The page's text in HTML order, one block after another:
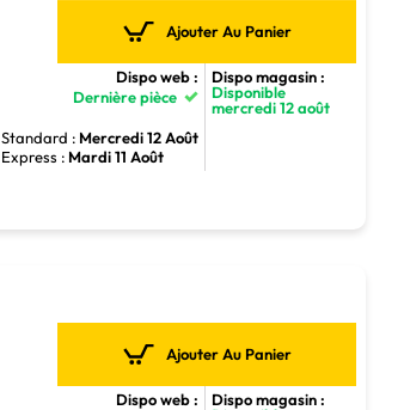
Ajouter Au Panier
Dispo web :
Dernière pièce
Standard : Mercredi 12 Août
Express : Mardi 11 Août
Dispo magasin :
Disponible
mercredi 12 août
Ajouter Au Panier
Dispo web :
Dispo magasin :